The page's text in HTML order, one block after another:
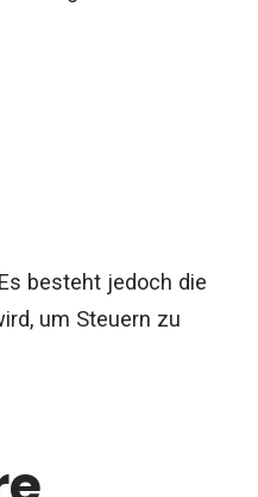
besteht jedoch die
um Steuern zu